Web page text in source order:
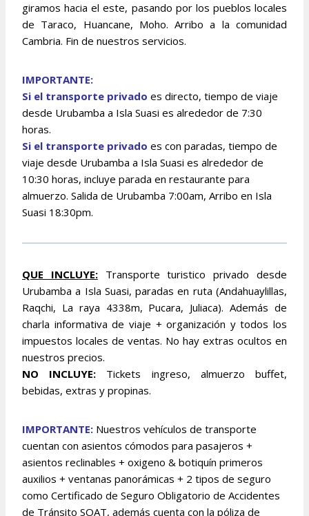
giramos hacia el este, pasando por los pueblos locales
de Taraco, Huancane, Moho. Arribo a la comunidad
Cambria. Fin de nuestros servicios.
IMPORTANTE:
Si el transporte privado es directo, tiempo de viaje
desde Urubamba a Isla Suasi es alrededor de 7:30
horas.
Si el transporte privado es con paradas, tiempo de
viaje desde Urubamba a Isla Suasi es alrededor de
10:30 horas, incluye parada en restaurante para
almuerzo. Salida de Urubamba 7:00am, Arribo en Isla
Suasi 18:30pm.
QUE INCLUYE:Transporte turistico privado desde
Urubamba a Isla Suasi, paradas en ruta (Andahuaylillas,
Raqchi, La raya 4338m, Pucara, Juliaca). Además de
charla informativa de viaje + organización y todos los
impuestos locales de ventas. No hay extras ocultos en
nuestros precios.
NO INCLUYE: Tickets ingreso, almuerzo buffet,
bebidas, extras y propinas.
IMPORTANTE: Nuestros vehículos de transporte
cuentan con asientos cómodos para pasajeros +
asientos reclinables + oxigeno & botiquín primeros
auxilios + ventanas panorámicas + 2 tipos de seguro
como Certificado de Seguro Obligatorio de Accidentes
de Tránsito SOAT, además cuenta con la póliza de